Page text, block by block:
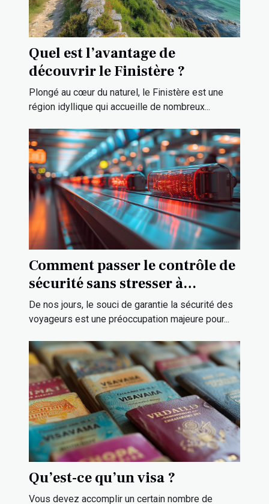
Quel est l’avantage de
découvrir le Finistère ?
Plongé au cœur du naturel, le Finistère est une
région idyllique qui accueille de nombreux...
Comment passer le contrôle de
sécurité sans stresser à
l’aéroport ?
De nos jours, le souci de garantie la sécurité des
voyageurs est une préoccupation majeure pour...
Qu’est-ce qu’un visa ?
Vous devez accomplir un certain nombre de